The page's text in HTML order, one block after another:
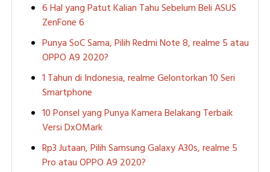
6 Hal yang Patut Kalian Tahu Sebelum Beli ASUS
ZenFone 6
Punya SoC Sama, Pilih Redmi Note 8, realme 5 atau
OPPO A9 2020?
1 Tahun di Indonesia, realme Gelontorkan 10 Seri
Smartphone
10 Ponsel yang Punya Kamera Belakang Terbaik
Versi DxOMark
Rp3 Jutaan, Pilih Samsung Galaxy A30s, realme 5
Pro atau OPPO A9 2020?